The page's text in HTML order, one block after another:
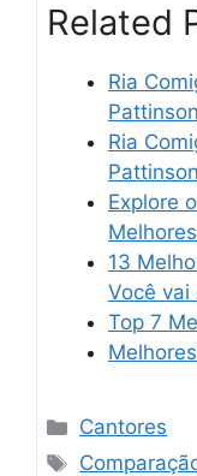
Related
Ria
Pattinson
Ria
Pattinson
Explore
13
Você vai
Top 7
Categories
Cantores
Tags